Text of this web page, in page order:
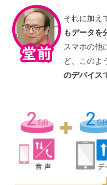
それに加え
もデータを
スマホの他
ど、このよ
のデバイス